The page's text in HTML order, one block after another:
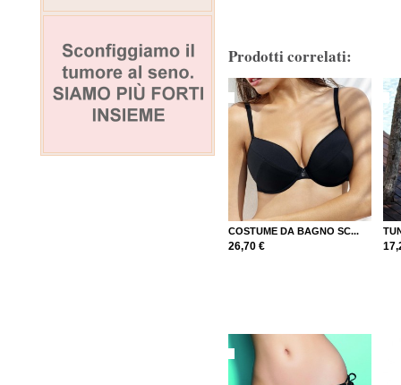
Prodotti correlati:
COSTUME DA BAGNO SC...
26,70 €